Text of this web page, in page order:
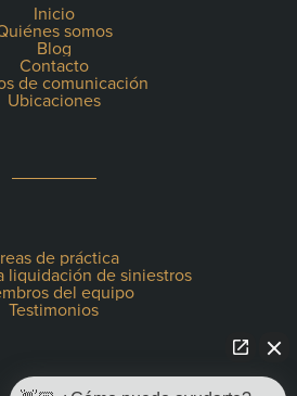
Inicio
somos
Blog
Contacto
de comunicación
Ubicaciones
de práctica
liquidación de siniestros
del equipo
Testimonios